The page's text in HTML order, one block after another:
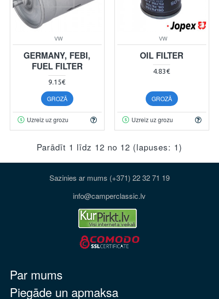
VW
GERMANY, FEBI,
FUEL FILTER
9.15€
GROZĀ
Uzreiz uz grozu
VW
OIL FILTER
4.83€
GROZĀ
Uzreiz uz grozu
Parādīt 1 līdz 12 no 12 (lapuses: 1)
Sazinies ar mums (+371) 22 32 71 19
info@camperclassic.lv
Par mums
Piegāde un apmaksa